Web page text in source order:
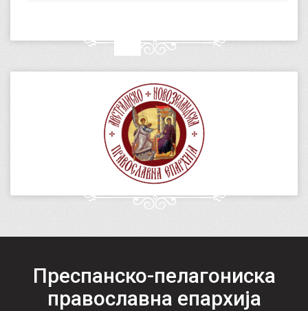
Преспанско-пелагониска
православна епархија